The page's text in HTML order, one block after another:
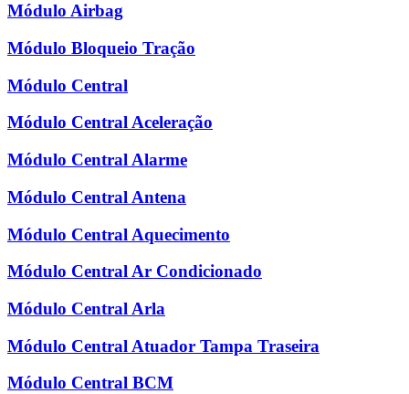
Módulo Airbag
Módulo Bloqueio Tração
Módulo Central
Módulo Central Aceleração
Módulo Central Alarme
Módulo Central Antena
Módulo Central Aquecimento
Módulo Central Ar Condicionado
Módulo Central Arla
Módulo Central Atuador Tampa Traseira
Módulo Central BCM